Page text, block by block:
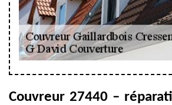
Couvreur 27440 –